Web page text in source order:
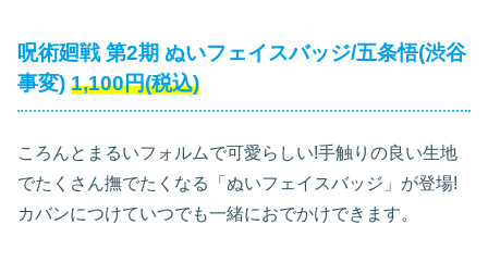
呪術廻戦 第2期 ぬいフェイスバッジ/五条悟(渋谷
事変) 1,100円(税込)
ころんとまるいフォルムで可愛らしい!手触りの良い生地
でたくさん撫でたくなる「ぬいフェイスバッジ」が登場!
カバンにつけていつでも一緒におでかけできます。